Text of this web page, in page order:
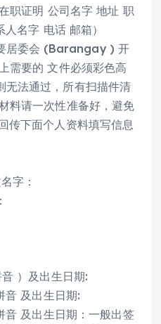
职证明 公司名字 地址 职
名字 电话 邮箱）
居委会 (Barangay ) 开
需要的 文件必须彩色高
无法通过，所有扫描件清
料请一次性准备好，避免
传下面个人资料填写信息
字：
）及出生日期:
音 及出生日期:
音 及出生日期：一般出签